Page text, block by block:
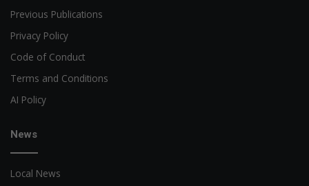
Previous Publications
Privacy Policy
Code of Conduct
Terms and Conditions
AI Policy
News
Local News